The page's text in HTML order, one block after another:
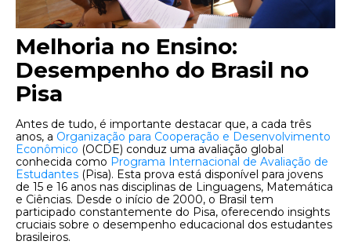
Melhoria no Ensino:
Desempenho do Brasil no
Pisa
Antes de tudo, é importante destacar que, a cada três
anos, a Organização para Cooperação e Desenvolvimento
Econômico (OCDE) conduz uma avaliação global
conhecida como Programa Internacional de Avaliação de
Estudantes (Pisa). Esta prova está disponível para jovens
de 15 e 16 anos nas disciplinas de Linguagens, Matemática
e Ciências. Desde o início de 2000, o Brasil tem
participado constantemente do Pisa, oferecendo insights
cruciais sobre o desempenho educacional dos estudantes
brasileiros.